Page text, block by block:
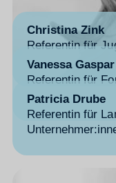
Christina Zink
Referentin für
Vanessa Gaspar
Referentin für
Patricia Drube
Referentin für